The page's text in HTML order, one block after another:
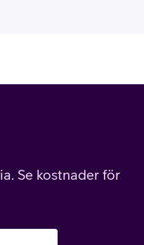
Ladda kontantkort
Se kostnader för